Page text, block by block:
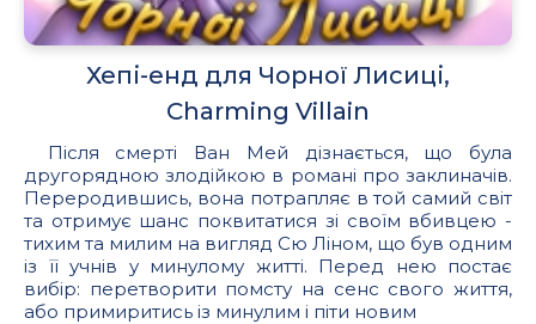
Хепі-енд для Чорної Лисиці,
Charming Villain
Після смерті Ван Мей дізнається, що була
другорядною злодійкою в романі про заклиначів.
Переродившись, вона потрапляє в той самий світ
та отримує шанс поквитатися зі своїм вбивцею -
тихим та милим на вигляд Сю Ліном, що був одним
із її учнів у минулому житті. Перед нею постає
вибір: перетворити помсту на сенс свого життя,
або примиритись із минулим і піти новим